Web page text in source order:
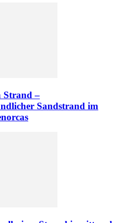
Strand –
Sandstrand im